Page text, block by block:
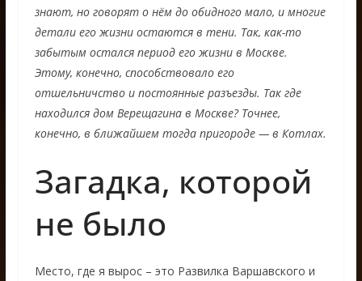
знают, но говорят о нём до обидного мало, и многие
детали его жизни остаются в тени. Так, как-то
забытым остался период его жизни в Москве.
Этому, конечно, способствовало его
отшельничство и постоянные разъезды. Так где
находился дом Верещагина в Москве? Точнее,
конечно, в ближайшем тогда пригороде — в Котлах.
Загадка, которой
не было
Место, где я вырос – это Развилка Варшавского и